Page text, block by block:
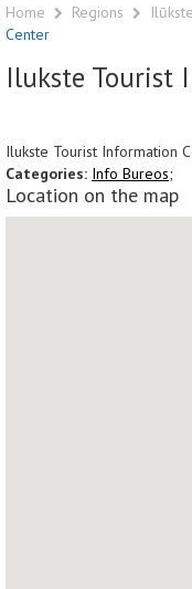
Home Regions Ilūkste
Center
Ilukste Tourist
Ilukste Tourist Information
Categories: Info Bureos;
Location on the map